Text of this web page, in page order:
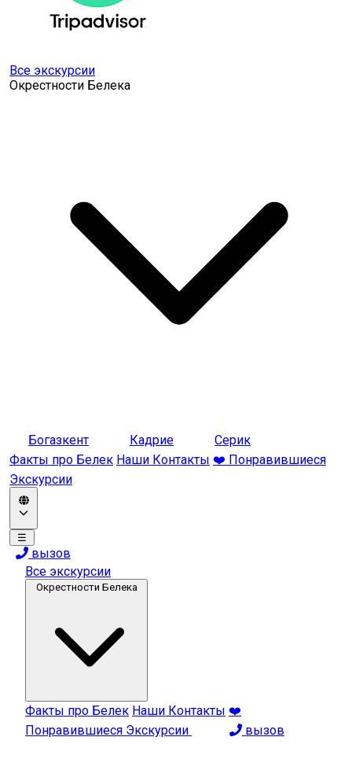
Все экскурсии
Окрестности Белека
Богазкент Кадрие
Серик
Факты про Белек Наши Контакты ❤️ Понравившиеся
Экскурсии
☰
вызов
Все экскурсии
Окрестности Белека
Факты про Белек Наши Контакты ❤️
Понравившиеся Экскурсии
вызов